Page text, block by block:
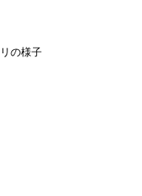
の様子